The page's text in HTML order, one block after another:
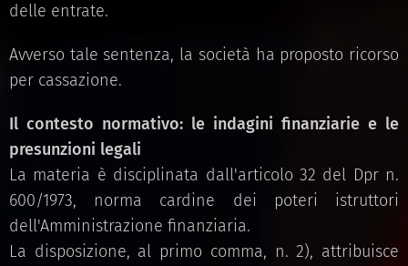
delle entrate.
Avverso tale sentenza, la società ha proposto ricorso
per cassazione.
Il contesto normativo: le indagini finanziarie e le
presunzioni legali
La materia è disciplinata dall'articolo 32 del Dpr n.
600/1973, norma cardine dei poteri istruttori
dell'Amministrazione finanziaria.
La disposizione, al primo comma, n. 2), attribuisce